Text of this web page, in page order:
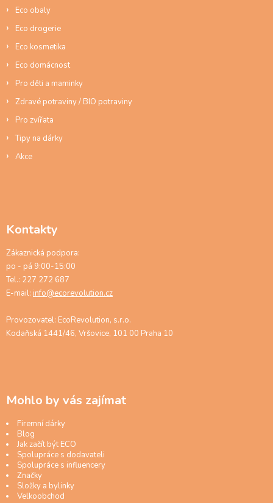
Eco obaly
Eco drogerie
Eco kosmetika
Eco domácnost
Pro děti a maminky
Zdravé potraviny / BIO potraviny
Pro zvířata
Tipy na dárky
Akce
Kontakty
Zákaznická podpora:
po - pá 9:00-15:00
Tel.: 227 272 687
E-mail: info@ecorevolution.cz
Provozovatel: EcoRevolution, s.r.o.
Kodaňská 1441/46, Vršovice, 101 00 Praha 10
Mohlo by vás zajímat
Firemní dárky
Blog
Jak začít být ECO
Spolupráce s dodavateli
Spolupráce s influencery
Značky
Složky a bylinky
Velkoobchod